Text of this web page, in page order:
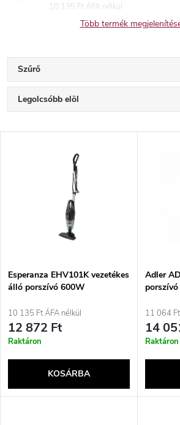
10 135 Ft ÁFA nélkül
Több termék
Szűrő
T
e
e
k
r
n
Legolcsóbb elöl
é
k
e
k
l
Esperanza EHV101K vezetékes
álló porszívó 600W
10 135 Ft ÁFA nélkül
12 872 Ft
Raktáron
KOSÁRBA
Adler
porszívó
11 064
14
Raktáron